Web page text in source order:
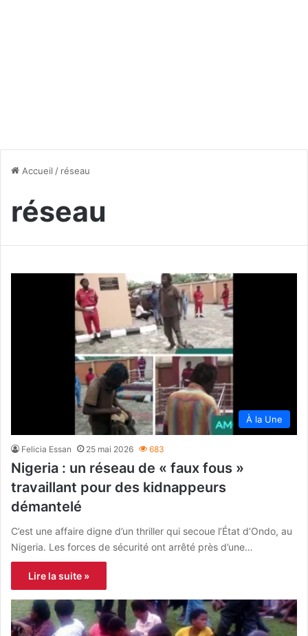
Accueil / réseau
réseau
À la Une
Felicia Essan 25 mai 2026 683
Nigeria : un réseau de « faux fous »
travaillant pour des kidnappeurs
démantelé
C’est une affaire digne d’un thriller qui secoue l’État d’Ondo, au
Nigeria. Les forces de sécurité ont arrêté près d’une…
Lire la suite »